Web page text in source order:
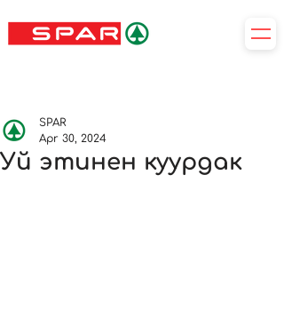
Уй этинен куурдак
SPAR
Apr 30, 2024